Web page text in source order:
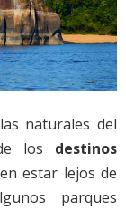
naturales del
los destinos
estar lejos de
parques